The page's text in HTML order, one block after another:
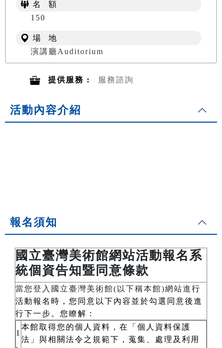
名 額
150
場 地
演講廳Auditorium
提供服務 : 服務諮詢
活動內容介紹
報名須知
國立臺灣美術館網站活動報名系
統個資告知暨同意條款
當您登入國立臺灣美術館(以下稱本館)網站進行
活動報名時，您同意以下內容並於勾選同意後進
行下一步。您瞭解：
1
.
本館取得您的個人資料，在「個人資料保護
法」與相關法令之規範下，蒐集、處理及利用